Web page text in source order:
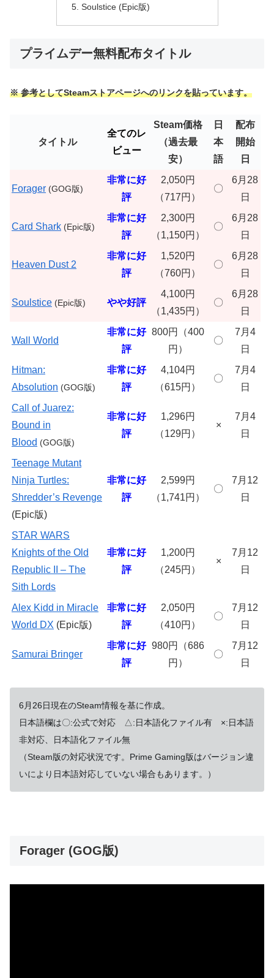
Soulstice (Epic版)
プライムデー無料配布タイトル
※ 参考としてSteamストアページへのリンクを貼っています。
タイトル
全てのレ
ビュー
Steam価格
（過去最
安）
日
本
語
配布
開始
日
Forager (GOG版)
非常に好
評
2,050円
（717円）
〇
6月28
日
Card Shark (Epic版)
非常に好
評
2,300円
（1,150円）
〇
6月28
日
Heaven Dust 2
非常に好
評
1,520円
（760円）
〇
6月28
日
Soulstice (Epic版) やや好評
4,100円
（1,435円）
〇
6月28
日
Wall World
非常に好
評
800円（400
円）
〇
7月4
日
Hitman:
Absolution (GOG版)
非常に好
評
4,104円
（615円）
〇
7月4
日
Call of Juarez:
Bound in
Blood (GOG版)
非常に好
評
1,296円
（129円）
×
7月4
日
Teenage Mutant
Ninja Turtles:
Shredder’s Revenge
(Epic版)
非常に好
評
2,599円
（1,741円）
〇
7月12
日
STAR WARS
Knights of the Old
Republic II – The
Sith Lords
非常に好
評
1,200円
（245円）
×
7月12
日
Alex Kidd in Miracle
World DX (Epic版)
非常に好
評
2,050円
（410円）
〇
7月12
日
Samurai Bringer
非常に好
評
980円（686
円）
〇
7月12
日
6 月26日現在のSteam情報を基に作成。
日本語欄は〇:公式で対応 △:日本語化ファイル有 ×:日本語
非対応、日本語化ファイル無
（Steam版の対応状況です。Prime Gaming版はバージョン違
いにより日本語対応していない場合もあります。）
Forager (GOG版)